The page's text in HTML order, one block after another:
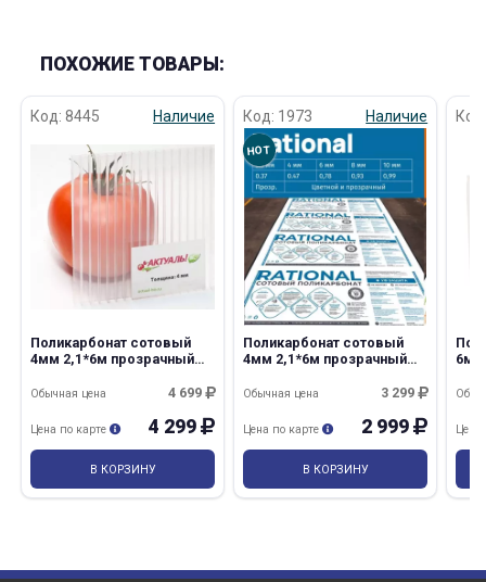
ПОХОЖИЕ ТОВАРЫ:
Код: 8445 Наличие
Поликарбонат сотовый
4мм 2,1*6м прозрачный
4 699
Обычная цена
4 299
Цена по карте
В КОРЗИНУ
Код: 1973 Наличие
HOT
Поликарбонат сотовый
4мм 2,1*6м прозрачный
3 299
Обычная цена
2 999
Цена по карте
В КОРЗИНУ
6мм
Цена